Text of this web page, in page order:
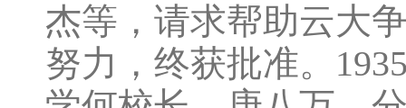
杰等，请求帮助云大
努力，终获批准。